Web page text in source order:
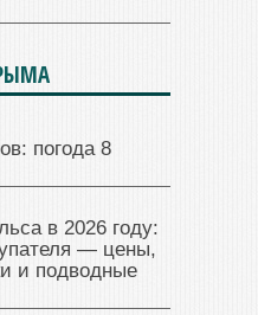
погода 8
в 2026 году:
— цены,
и подводные